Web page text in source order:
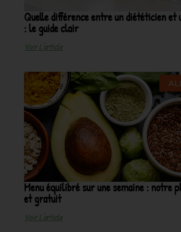
Quelle différence entre un diététicien
: le guide clair
Voir L'article
Menu équilibré sur une semaine : notre
et gratuit
Voir L'article